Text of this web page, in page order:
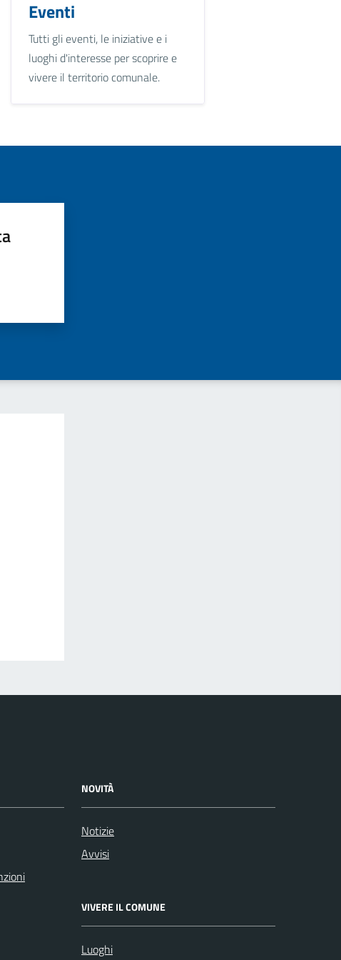
Eventi
Tutti gli eventi, le iniziative e i
luoghi d'interesse per scoprire e
vivere il territorio comunale.
NOVITÀ
Notizie
Avvisi
VIVERE IL COMUNE
Luoghi